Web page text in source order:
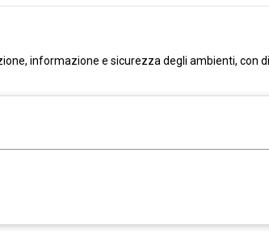
informazione e sicurezza degli ambienti,